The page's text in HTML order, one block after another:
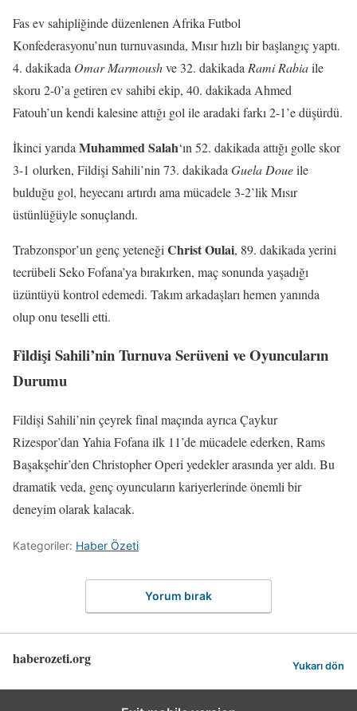
Fas ev sahipliğinde düzenlenen Afrika Futbol
Konfederasyonu’nun turnuvasında, Mısır hızlı bir başlangıç yaptı.
4. dakikada Omar Marmoushve 32. dakikada Rami Rabiaile
skoru 2-0’a getiren ev sahibi ekip, 40. dakikada Ahmed
Fatouh’un kendi kalesine attığı gol ile aradaki farkı 2-1’e düşürdü.
İkinci yarıda Muhammed Salah‘ın 52. dakikada attığı golle skor
3-1 olurken, Fildişi Sahili’nin 73. dakikada Guela Doueile
bulduğu gol, heyecanı artırdı ama mücadele 3-2’lik Mısır
üstünlüğüyle sonuçlandı.
Trabzonspor’un genç yeteneği Christ Oulai, 89. dakikada yerini
tecrübeli Seko Fofana’ya bırakırken, maç sonunda yaşadığı
üzüntüyü kontrol edemedi. Takım arkadaşları hemen yanında
olup onu teselli etti.
Fildişi Sahili’nin Turnuva Serüveni ve Oyuncuların
Durumu
Fildişi Sahili’nin çeyrek final maçında ayrıca Çaykur
Rizespor’dan Yahia Fofana ilk 11’de mücadele ederken, Rams
Başakşehir’den Christopher Operi yedekler arasında yer aldı. Bu
dramatik veda, genç oyuncuların kariyerlerinde önemli bir
deneyim olarak kalacak.
Kategoriler: Haber Özeti
Yorum bırak
haberozeti.org Yukarı dön